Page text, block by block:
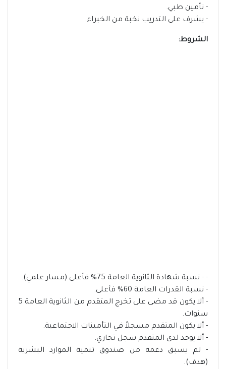
- تأمين طبي.
- يشرف على التدريب نخبة من الخبراء.
الشروط:
- - نسبة شهادة الثانوية العامة 75% فأعلى (مسار علمي).
- نسبة القدرات العامة 60% فأعلى.
- ألا يكون قد مضى على تخرج المتقدم من الثانوية العامة 5
سنوات.
- ألا يكون المتقدم مسجلاً في التأمينات الاجتماعية.
- ألا يوجد لدى المتقدم سجل تجاري.
- لم يسبق دعمه من صندوق تنمية الموارد البشرية
(هدف).